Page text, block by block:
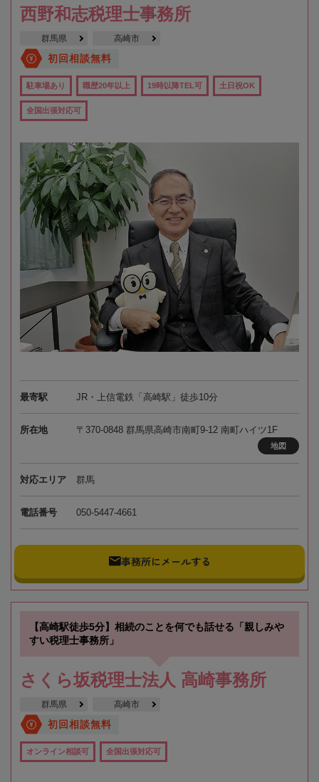
西野和志税理士事務所
群馬県 高崎市
初回相談無料
駐車場あり 職歴20年以上 19時以降TEL可 土日祝OK
全国出張対応可
最寄駅 JR・上信電鉄「高崎駅」徒歩10分
所在地 〒370-0848 群馬県高崎市南町9-12 南町ハイツ1F
地図
対応エリア 群馬
電話番号 050-5447-4661
事務所にメールする
【高崎駅徒歩5分】相続のことを何でも話せる「親しみや
すい税理士事務所」
さくら坂税理士法人 高崎事務所
群馬県 高崎市
初回相談無料
オンライン相談可 全国出張対応可